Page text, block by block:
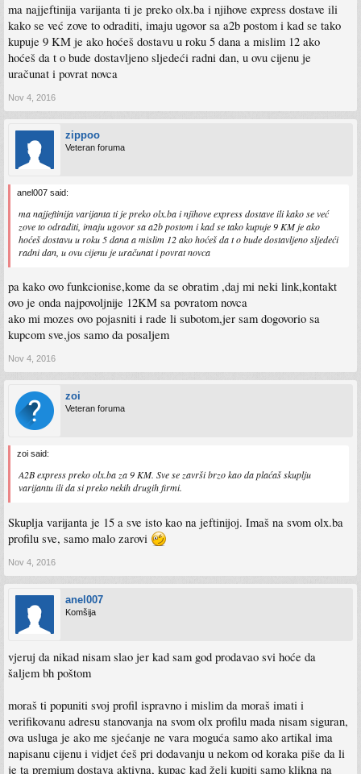
ma najjeftinija varijanta ti je preko olx.ba i njihove express dostave ili
kako se već zove to odraditi, imaju ugovor sa a2b postom i kad se tako
kupuje 9 KM je ako hoćeš dostavu u roku 5 dana a mislim 12 ako
hoćeš da t o bude dostavljeno sljedeći radni dan, u ovu cijenu je
uračunat i povrat novca
Nov 4, 2016
zippoo
Veteran foruma
anel007 said:
ma najjeftinija varijanta ti je preko olx.ba i njihove express dostave ili kako se već
zove to odraditi, imaju ugovor sa a2b postom i kad se tako kupuje 9 KM je ako
hoćeš dostavu u roku 5 dana a mislim 12 ako hoćeš da t o bude dostavljeno sljedeći
radni dan, u ovu cijenu je uračunat i povrat novca
pa kako ovo funkcionise,kome da se obratim ,daj mi neki link,kontakt
ovo je onda najpovoljnije 12KM sa povratom novca
ako mi mozes ovo pojasniti i rade li subotom,jer sam dogovorio sa
kupcom sve,jos samo da posaljem
Nov 4, 2016
zoi
Veteran foruma
zoi said:
A2B express preko olx.ba za 9 KM. Sve se završi brzo kao da plaćaš skuplju
varijantu ili da si preko nekih drugih firmi.
Skuplja varijanta je 15 a sve isto kao na jeftinijoj. Imaš na svom olx.ba
profilu sve, samo malo zarovi
Nov 4, 2016
anel007
Komšija
vjeruj da nikad nisam slao jer kad sam god prodavao svi hoće da
šaljem bh poštom
moraš ti popuniti svoj profil ispravno i mislim da moraš imati i
verifikovanu adresu stanovanja na svom olx profilu mada nisam siguran,
ova usluga je ako me sjećanje ne vara moguća samo ako artikal ima
napisanu cijenu i vidjet ćeš pri dodavanju u nekom od koraka piše da li
je ta premium dostava aktivna, kupac kad želi kupiti samo klikna na